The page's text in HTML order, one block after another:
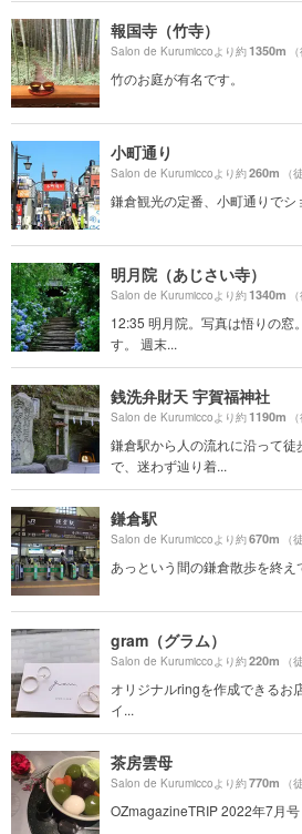
報国寺（竹寺）
Salon de Kurumiccoより約1350m
竹のお庭が有名です。
小町通り
Salon de Kurumiccoより約260m （
鎌倉観光の定番、小町通りでシ
明月院（あじさい寺）
Salon de Kurumiccoより約1340m
12:35 明月院。写真は悟りの窓
す。 週末...
銭洗弁財天 宇賀福神社
Salon de Kurumiccoより約1190m
鎌倉駅から人の流れに沿って
で、迷わず辿り着...
鎌倉駅
Salon de Kurumiccoより約670m （
あっという間の鎌倉散歩を終え
gram（グラム）
Salon de Kurumiccoより約220m （
オリジナルringを作成できるお
イ...
茶房雲母
Salon de Kurumiccoより約770m （
OZmagazineTRIP 2022年7月